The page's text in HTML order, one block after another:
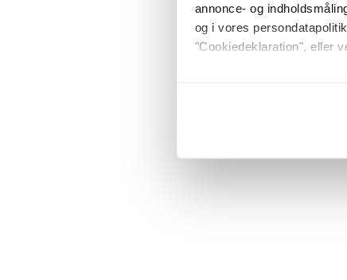
annonce- og
og i vores
"Cookiedeklaration", eller
Identificere din